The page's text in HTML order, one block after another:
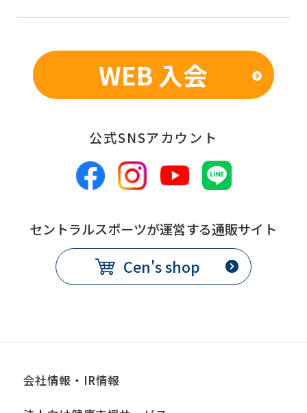
WEB 入会
公式SNSアカウント
セントラルスポーツが運営する通販サイト
Cen's shop
会社情報・IR情報